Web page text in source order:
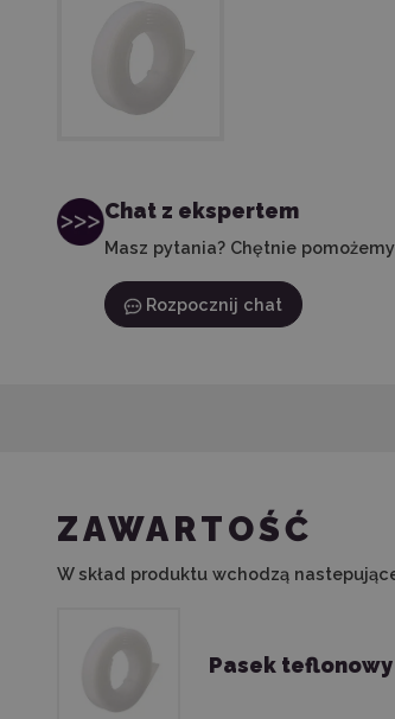
Chat z ekspertem
Masz pytania? Chętnie
Rozpocznij chat
ZAWARTOŚĆ
W skład produktu wchodzą
Pasek teflonowy